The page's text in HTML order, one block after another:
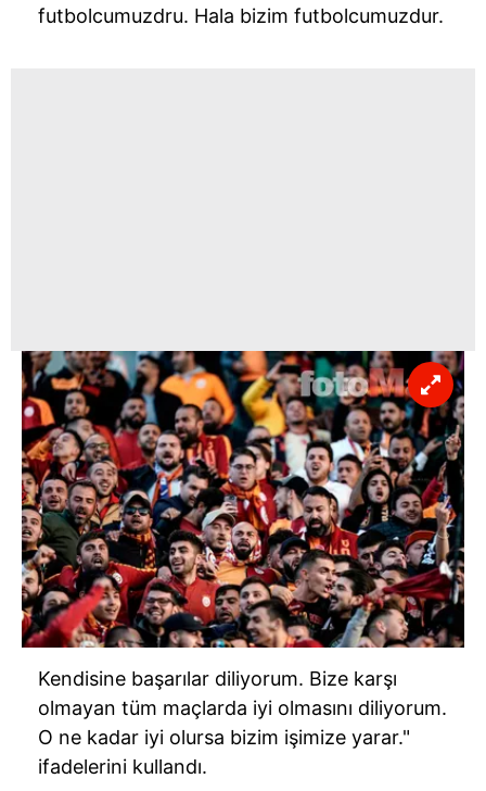
futbolcumuzdru. Hala bizim futbolcumuzdur.
Kendisine başarılar diliyorum. Bize karşı
olmayan tüm maçlarda iyi olmasını diliyorum.
O ne kadar iyi olursa bizim işimize yarar."
ifadelerini kullandı.